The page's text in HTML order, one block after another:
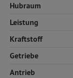
Hubraum
Leistung
Kraftstoff
Getriebe
Antrieb